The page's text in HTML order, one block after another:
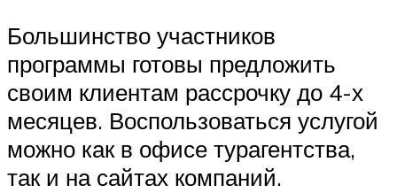
Большинство участников
программы готовы предложить
своим клиентам рассрочку до 4-х
месяцев. Воспользоваться услугой
можно как в офисе турагентства,
так и на сайтах компаний.